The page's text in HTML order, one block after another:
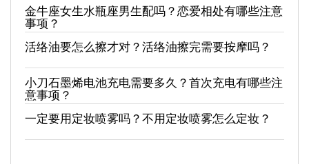
金牛座女生水瓶座男生配吗？恋爱相处有哪些注意
事项？
活络油要怎么擦才对？活络油擦完需要按摩吗？
小刀石墨烯电池充电需要多久？首次充电有哪些注
意事项？
一定要用定妆喷雾吗？不用定妆喷雾怎么定妆？